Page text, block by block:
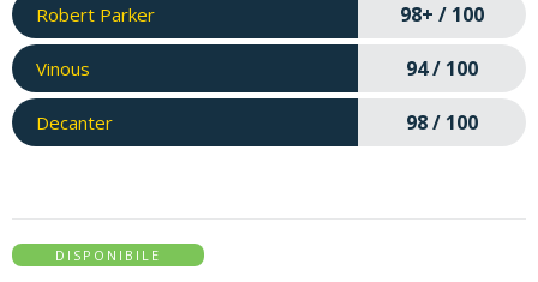
Robert Parker 98+ / 100
Vinous 94 / 100
Decanter 98 / 100
DISPONIBILE